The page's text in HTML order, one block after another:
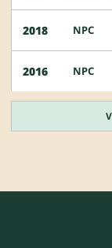
2018 NPC
2016 NPC